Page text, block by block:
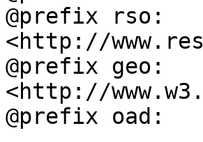
@prefix rso:
<http://
@prefix geo:
<http://
@prefix oad: